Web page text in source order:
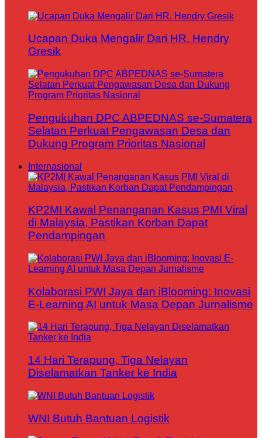
Ucapan Duka Mengalir Dari HR. Hendry
Gresik
Pengukuhan DPC ABPEDNAS se-Sumatera
Selatan Perkuat Pengawasan Desa dan
Dukung Program Prioritas Nasional
Internasional
KP2MI Kawal Penanganan Kasus PMI Viral
di Malaysia, Pastikan Korban Dapat
Pendampingan
Kolaborasi PWI Jaya dan iBlooming: Inovasi
E-Learning AI untuk Masa Depan Jurnalisme
14 Hari Terapung, Tiga Nelayan
Diselamatkan Tanker ke India
WNI Butuh Bantuan Logistik